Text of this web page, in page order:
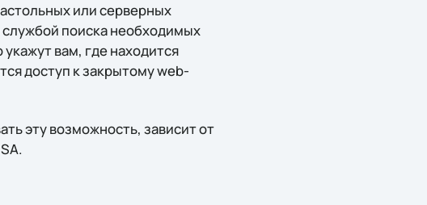
или серверных
поиска необходимых
вам, где находится
доступ к закрытому web-
эту возможность, зависит от